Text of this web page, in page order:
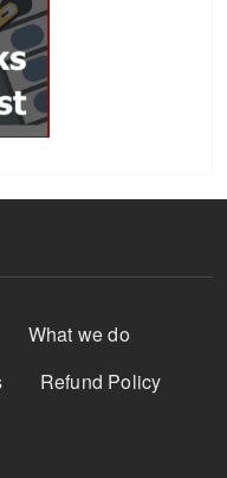
What we do
Refund Policy